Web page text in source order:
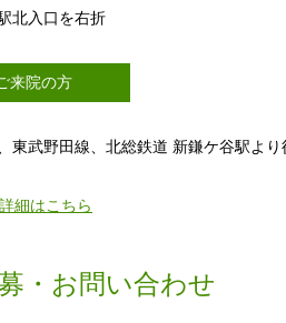
北入口を右折
来院の方
東武野田線、北総鉄道 新鎌ケ谷駅より
細はこちら
・お問い合わせ